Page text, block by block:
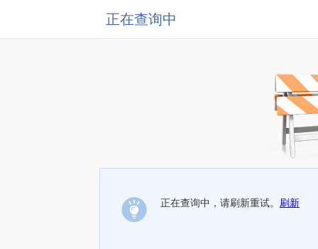
正在查询中
正在查询中，请刷新重试。 刷新